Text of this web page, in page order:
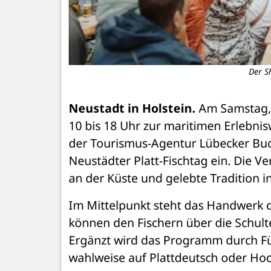
Der
Neustadt in Holstein. Am
10 bis 18 Uhr zur maritimen
der Tourismus-Agentur Lübecker
Neustädter Platt-Fischtag ein. Die
an der Küste und gelebte Tradition
Im Mittelpunkt steht das Handwerk
können den Fischern über die
Ergänzt wird das Programm durch
wahlweise auf Plattdeutsch oder